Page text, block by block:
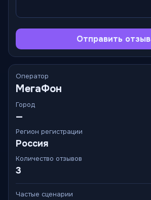
Отправить отзыв
Оператор
МегаФон
Город
—
Регион регистрации
Россия
Количество отзывов
3
Частые сценарии